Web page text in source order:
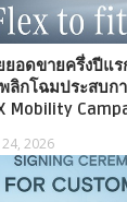
ยอดขายครึ่งปีแร
ลิกโฉมประสบก
Mobility
24, 2026